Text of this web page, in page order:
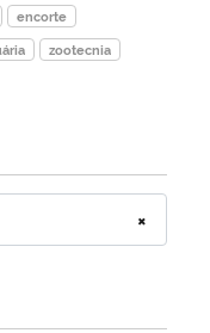
encorte
zootecnia
×